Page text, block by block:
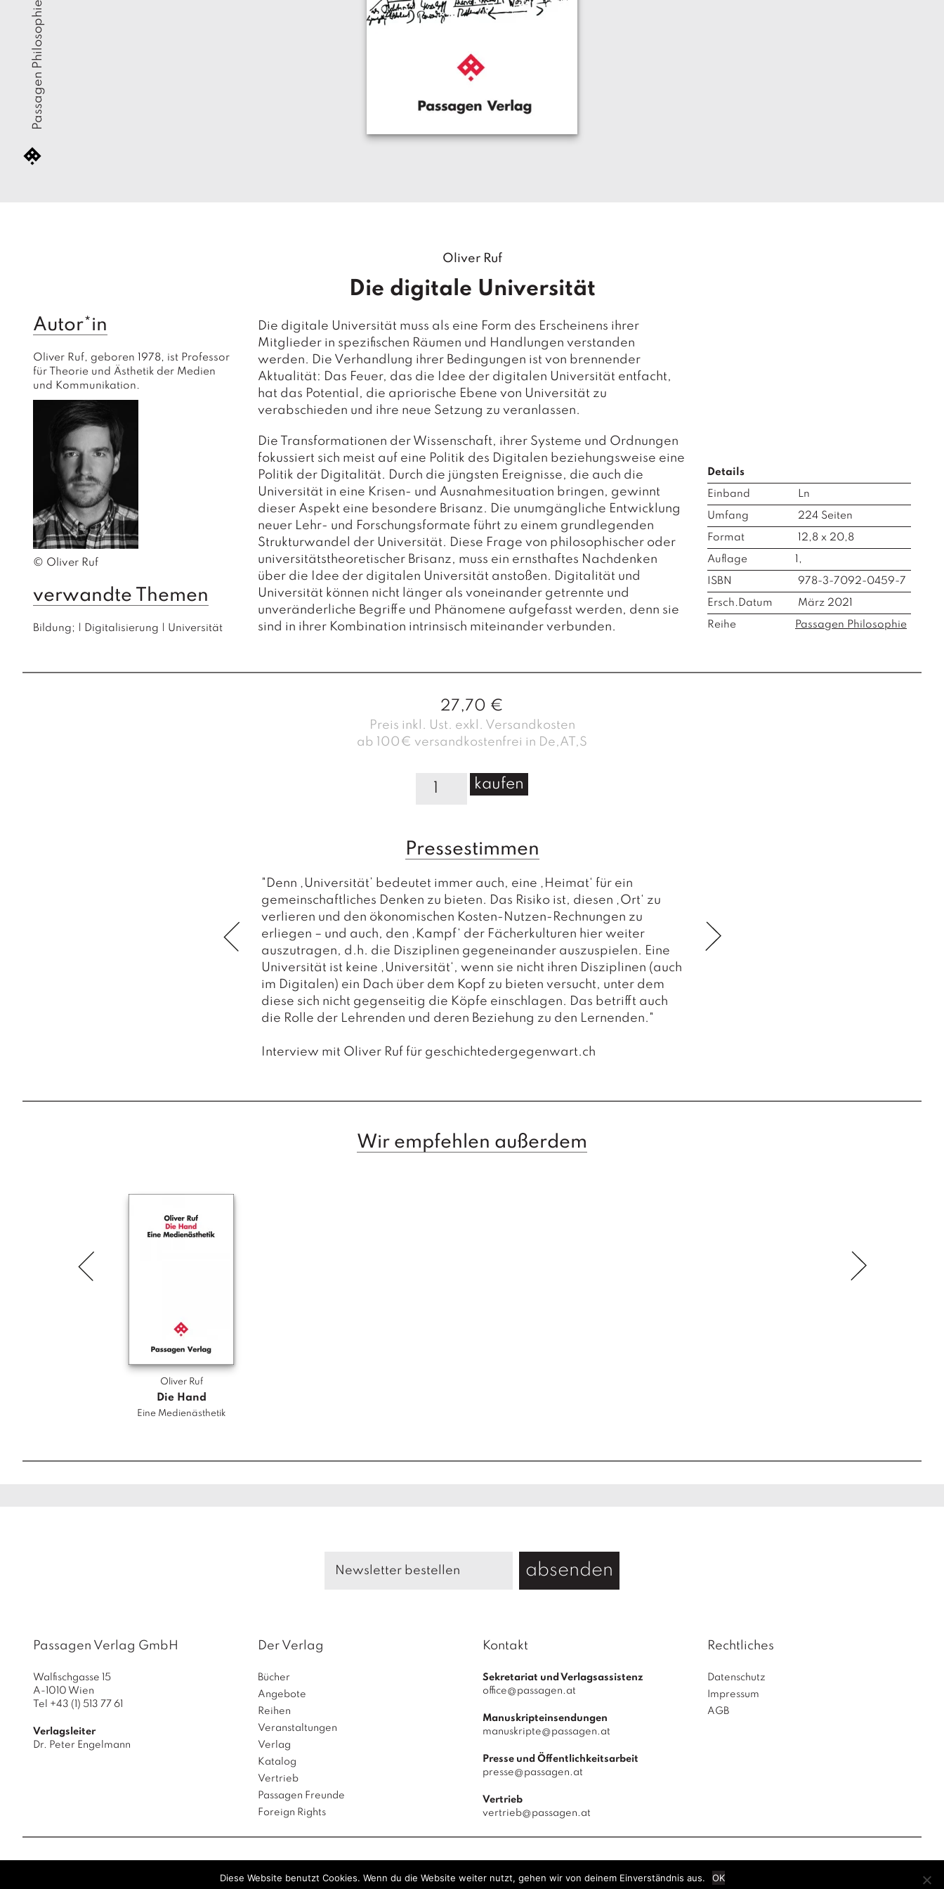
Passagen Philosophie
Oliver Ruf
Die digitale Universität
Die digitale Universität muss als eine Form des Erscheinens ihrer
Mitglieder in spezifischen Räumen und Handlungen verstanden
werden. Die Verhandlung ihrer Bedingungen ist von brennender
Aktualität: Das Feuer, das die Idee der digitalen Universität entfacht,
hat das Potential, die apriorische Ebene von Universität zu
verabschieden und ihre neue Setzung zu veranlassen.
Die Transformationen der Wissenschaft, ihrer Systeme und Ordnungen
fokussiert sich meist auf eine Politik des Digitalen beziehungsweise eine
Politik der Digitalität. Durch die jüngsten Ereignisse, die auch die
Universität in eine Krisen- und Ausnahmesituation bringen, gewinnt
dieser Aspekt eine besondere Brisanz. Die unumgängliche Entwicklung
neuer Lehr- und Forschungsformate führt zu einem grundlegenden
Strukturwandel der Universität. Diese Frage von philosophischer oder
universitätstheoretischer Brisanz, muss ein ernsthaftes Nachdenken
über die Idee der digitalen Universität anstoßen. Digitalität und
Universität können nicht länger als voneinander getrennte und
unveränderliche Begriffe und Phänomene aufgefasst werden, denn sie
sind in ihrer Kombination intrinsisch miteinander verbunden.
Autor*in
Oliver Ruf, geboren 1978, ist Professor
für Theorie und Ästhetik der Medien
und Kommunikation.
© Oliver Ruf
verwandte Themen
Bildung; Digitalisierung Universität
Details
Einband
Ln
Umfang
224 Seiten
Format
12,8 x 20,8
Auflage
1,
ISBN
978-3-7092-0459-7
Ersch.Datum
März 2021
Reihe
Passagen Philosophie
27,70 €
Preis inkl. Ust. exkl. Versandkosten
ab 100€ versandkostenfrei in De,AT,S
i
i
t
a
l
e
U
n
i
v
r
t
M
kaufen
Pressestimmen
"Denn ‚Universität’ bedeutet immer auch, eine ‚Heimat‘ für ein
gemeinschaftliches Denken zu bieten. Das Risiko ist, diesen ‚Ort‘ zu
verlieren und den ökonomischen Kosten-Nutzen-Rechnungen zu
erliegen – und auch, den ‚Kampf‘ der Fächerkulturen hier weiter
auszutragen, d.h. die Disziplinen gegeneinander auszuspielen. Eine
Universität ist keine ‚Universität‘, wenn sie nicht ihren Disziplinen (auch
im Digitalen) ein Dach über dem Kopf zu bieten versucht, unter dem
diese sich nicht gegenseitig die Köpfe einschlagen. Das betrifft auch
die Rolle der Lehrenden und deren Beziehung zu den Lernenden."
Interview mit Oliver Ruf für geschichtedergegenwart.ch
Wir empfehlen außerdem
Oliver Ruf
Die Hand
Eine Medienästhetik
absenden
Passagen Verlag GmbH
Walfischgasse 15
A-1010 Wien
Tel +43 (1) 513 77 61
Verlagsleiter
Dr. Peter Engelmann
Der Verlag
Bücher
Angebote
Reihen
Veranstaltungen
Verlag
Katalog
Vertrieb
Passagen Freunde
Foreign Rights
Kontakt
Sekretariat und Verlagsassistenz
office@passagen.at
Manuskripteinsendungen
manuskripte@passagen.at
Presse und Öffentlichkeitsarbeit
presse@passagen.at
Vertrieb
vertrieb@passagen.at
Rechtliches
Datenschutz
Impressum
AGB
Diese Website benutzt Cookies. Wenn du die Website weiter nutzt, gehen wir von deinem Einverständnis aus. OK